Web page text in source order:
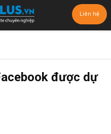
Liên hệ
​được dự